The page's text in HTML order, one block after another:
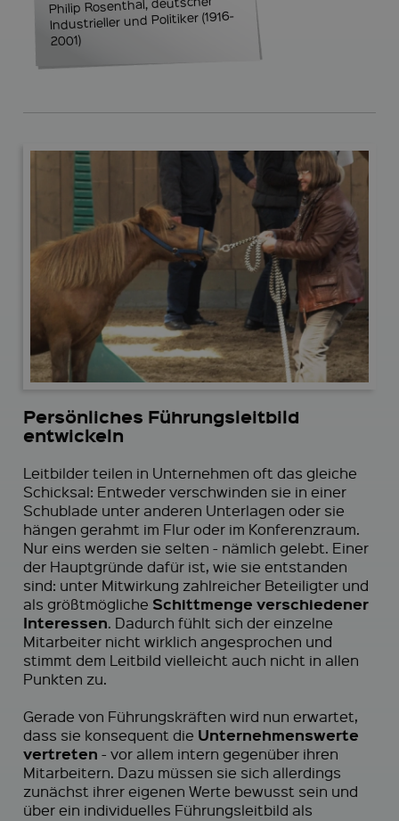
Industrieller und Politiker (1916-
2001)
Persönliches Führungsleitbild
entwickeln
Leitbilder teilen in Unternehmen oft das gleiche
Schicksal: Entweder verschwinden sie in einer
Schublade unter anderen Unterlagen oder sie
hängen gerahmt im Flur oder im Konferenzraum.
Nur eins werden sie selten - nämlich gelebt. Einer
der Hauptgründe dafür ist, wie sie entstanden
sind: unter Mitwirkung zahlreicher Beteiligter und
als größtmögliche Schittmenge verschiedener
Interessen. Dadurch fühlt sich der einzelne
Mitarbeiter nicht wirklich angesprochen und
stimmt dem Leitbild vielleicht auch nicht in allen
Punkten zu.
Gerade von Führungskräften wird nun erwartet,
dass sie konsequent die Unternehmenswerte
vertreten - vor allem intern gegenüber ihren
Mitarbeitern. Dazu müssen sie sich allerdings
zunächst ihrer eigenen Werte bewusst sein und
über ein individuelles Führungsleitbild als